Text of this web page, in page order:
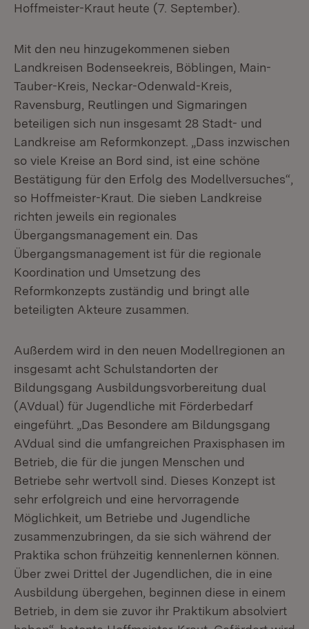
Hoffmeister-Kraut heute (7. September).
Mit den neu hinzugekommenen sieben
Landkreisen Bodenseekreis, Böblingen, Main-
Tauber-Kreis, Neckar-Odenwald-Kreis,
Ravensburg, Reutlingen und Sigmaringen
beteiligen sich nun insgesamt 28 Stadt- und
Landkreise am Reformkonzept. „Dass inzwischen
so viele Kreise an Bord sind, ist eine schöne
Bestätigung für den Erfolg des Modellversuches“,
so Hoffmeister-Kraut. Die sieben Landkreise
richten jeweils ein regionales
Übergangsmanagement ein. Das
Übergangsmanagement ist für die regionale
Koordination und Umsetzung des
Reformkonzepts zuständig und bringt alle
beteiligten Akteure zusammen.
Außerdem wird in den neuen Modellregionen an
insgesamt acht Schulstandorten der
Bildungsgang Ausbildungsvorbereitung dual
(AVdual) für Jugendliche mit Förderbedarf
eingeführt. „Das Besondere am Bildungsgang
AVdual sind die umfangreichen Praxisphasen im
Betrieb, die für die jungen Menschen und
Betriebe sehr wertvoll sind. Dieses Konzept ist
sehr erfolgreich und eine hervorragende
Möglichkeit, um Betriebe und Jugendliche
zusammenzubringen, da sie sich während der
Praktika schon frühzeitig kennenlernen können.
Über zwei Drittel der Jugendlichen, die in eine
Ausbildung übergehen, beginnen diese in einem
Betrieb, in dem sie zuvor ihr Praktikum absolviert